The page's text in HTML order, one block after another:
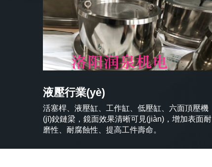
液壓行業(yè)
活塞桿、液壓缸、工作缸、低壓缸、六面頂壓機
(jī)鉸鏈梁，鏡面效果清晰可見(jiàn)，增加表面耐
磨性、耐腐蝕性、提高工件壽命。